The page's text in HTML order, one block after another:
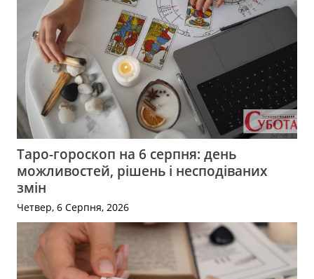
Таро-гороскоп на 6 серпня: день
можливостей, рішень і несподіваних
змін
Четвер, 6 Серпня, 2026